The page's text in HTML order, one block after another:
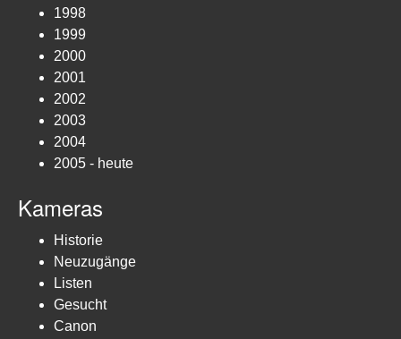
1998
1999
2000
2001
2002
2003
2004
2005 - heute
Kameras
Historie
Neuzugänge
Listen
Gesucht
Canon